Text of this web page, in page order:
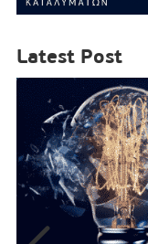
Latest Post